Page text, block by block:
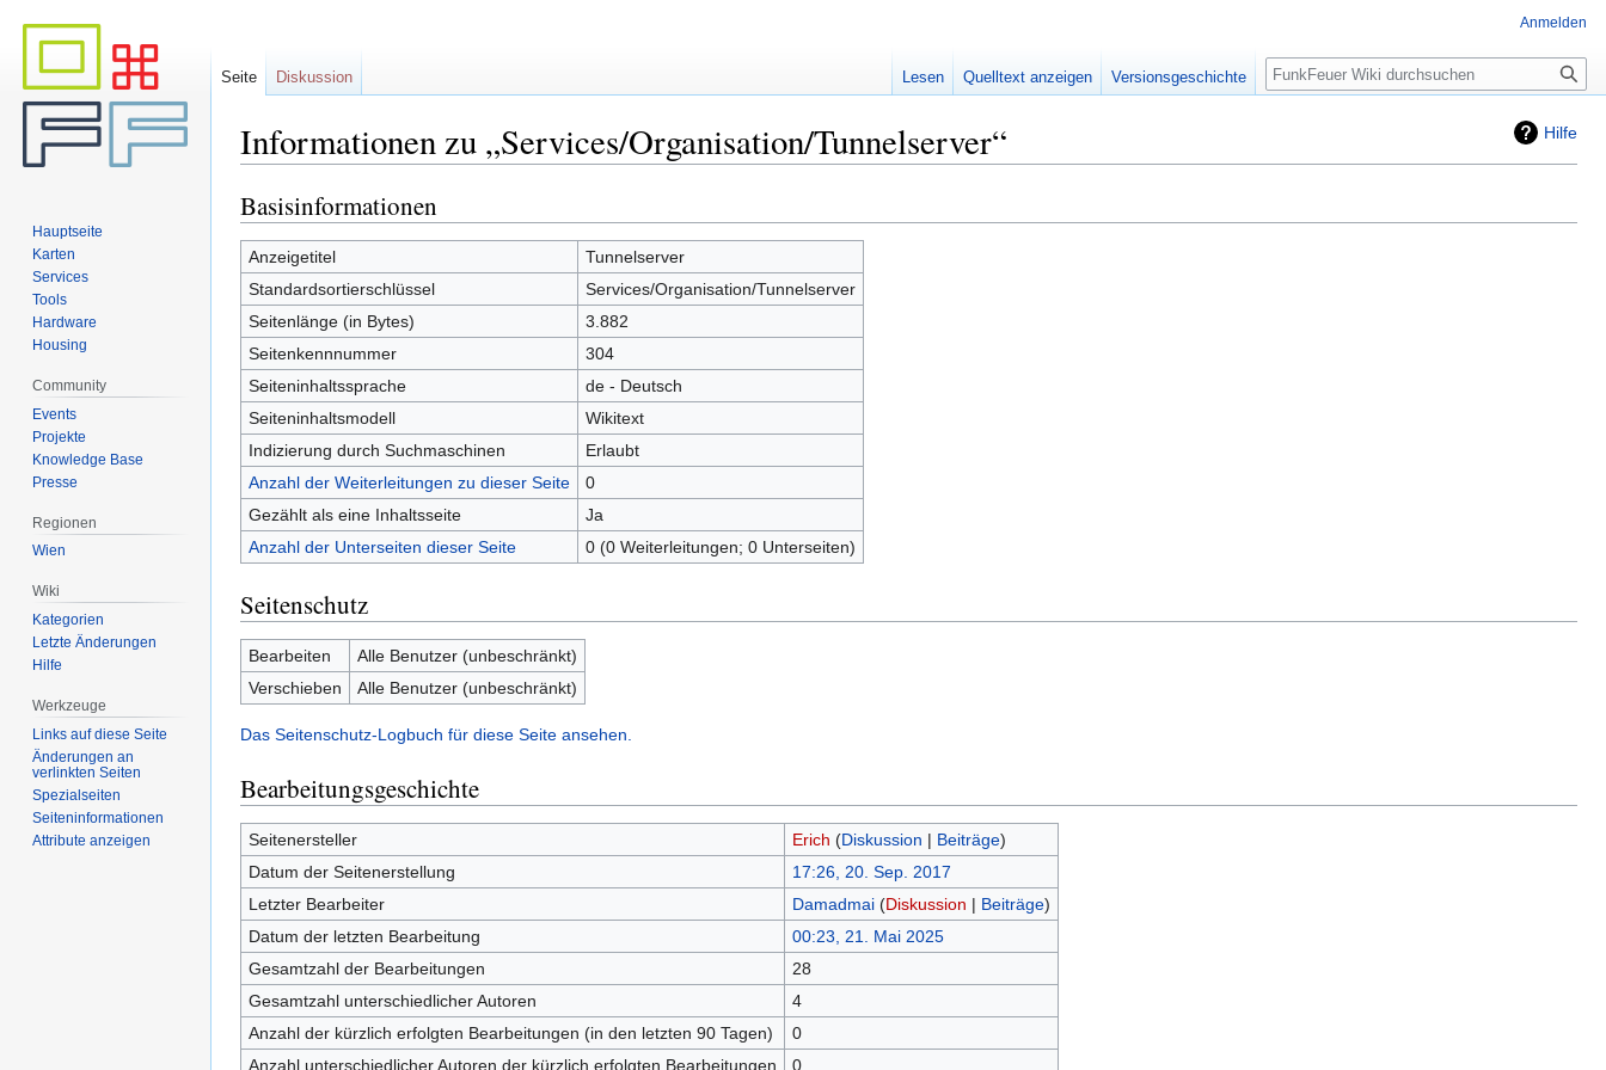
Hilfe
Informationen zu „Services/Organisation/Tunnelserver“
Zur
Navigation
springen
Zur
Suche
springen
Basisinformationen
Anzeigetitel
Tunnelserver
Standardsortierschlüssel
Services/Organisation/Tunnelserver
Seitenlänge (in Bytes)
3.882
Seitenkennnummer
304
Seiteninhaltssprache
de - Deutsch
Seiteninhaltsmodell
Wikitext
Indizierung durch Suchmaschinen
Erlaubt
Anzahl der Weiterleitungen zu dieser Seite
0
Gezählt als eine Inhaltsseite
Ja
Anzahl der Unterseiten dieser Seite
0 (0 Weiterleitungen; 0 Unterseiten)
Seitenschutz
Bearbeiten
Alle Benutzer (unbeschränkt)
Verschieben
Alle Benutzer (unbeschränkt)
Das Seitenschutz-Logbuch für diese Seite ansehen.
Bearbeitungsgeschichte
Seitenersteller Erich (Diskussion | Beiträge)
Datum der Seitenerstellung
17:26, 20. Sep. 2017
Letzter Bearbeiter
Damadmai (Diskussion | Beiträge)
Datum der letzten Bearbeitung
00:23, 21. Mai 2025
Gesamtzahl der Bearbeitungen
28
Gesamtzahl unterschiedlicher Autoren
4
Anzahl der kürzlich erfolgten Bearbeitungen (in den letzten 90 Tagen)
0
Anzahl unterschiedlicher Autoren der kürzlich erfolgten Bearbeitungen
0
Anmelden
Seite Diskussion Lesen Quelltext anzeigen Versionsgeschichte
Suche
Hauptseite
Karten
Services
Tools
Hardware
Housing
Community
Events
Projekte
Knowledge Base
Presse
Regionen
Wien
Wiki
Kategorien
Letzte Änderungen
Hilfe
Werkzeuge
Links auf diese Seite
Änderungen an
verlinkten Seiten
Spezialseiten
Seiten­informationen
Attribute anzeigen